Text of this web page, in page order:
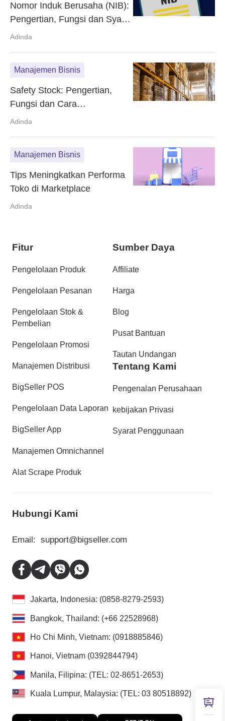
Nomor Induk Berusaha (NIB):
Pengertian, Fungsi dan Syarat
Membuatnya
Adinda
Manajemen Bisnis
Safety Stock: Pengertian,
Fungsi dan Cara
Menghitungnya
Adinda
Manajemen Bisnis
Tips Meningkatkan Performa
Toko di Marketplace
Adinda
Fitur
Pengelolaan Produk
Pengelolaan Pesanan
Pengelolaan Stok &
Pembelian
Pengelolaan Promosi
Manajemen Distribusi
BigSeller POS
Pengelolaan Data Laporan
BigSeller App
Manajemen Omnichannel
Alat Scrape Produk
Sumber Daya
Affiliate
Harga
Blog
Pusat Bantuan
Tautan Undangan
Tentang Kami
Pengenalan Perusahaan
kebijakan Privasi
Syarat Penggunaan
Hubungi Kami
Email: support@bigseller.com
Jakarta, Indonesia: (0858-8279-2593)
Bangkok, Thailand: (+66 22528968)
Ho Chi Minh, Vietnam: (0918885846)
Hanoi, Vietnam (0392844794)
Manila, Filipina: (TEL: 02-8651-2653)
Kuala Lumpur, Malaysia: (TEL: 03 80518892)